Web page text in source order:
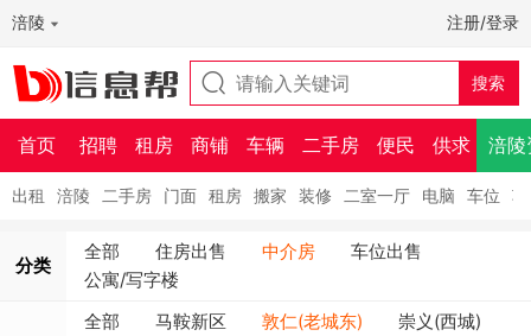
涪陵 注册/登录
首页 招聘 租房 商铺 车辆 二手房 便民 供求 涪陵
出租 涪陵 二手房 门面 租房 搬家 装修 二室一厅 电脑 车位
分类
全部 住房出售 中介房
车位出售
公寓/写字楼
全部 马鞍新区 敦仁(老城东)
崇义(西城)